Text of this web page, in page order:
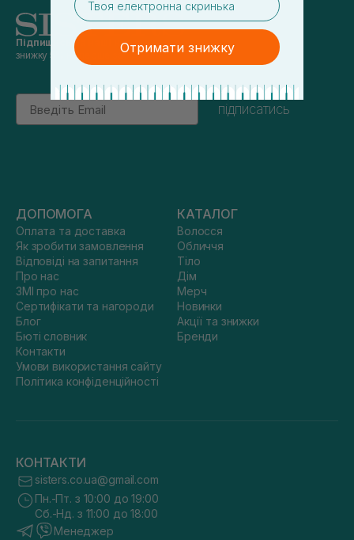
Підпишись на наші новинита отримуй
знижку 5% на перше замовлення
Email
підписатись
ДОПОМОГА
Оплата та доставка
Як зробити замовлення
Відповіді на запитання
Про нас
ЗМІ про нас
Сертифікати та нагороди
Блог
Бюті словник
Контакти
Умови використання сайту
Політика конфіденційності
КАТАЛОГ
Волосся
Обличчя
Тіло
Дім
Мерч
Новинки
Акції та знижки
Бренди
КОНТАКТИ
sisters.co.ua@gmail.com
Пн.-Пт. з 10:00 до 19:00
Сб.-Нд. з 11:00 до 18:00
Менеджер
Отримати знижку